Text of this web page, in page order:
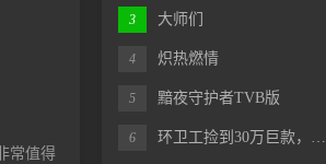
常值得
3 大师们
4 炽热燃情
5 黯夜守护者TVB版
6 环卫工捡到30万巨款，…